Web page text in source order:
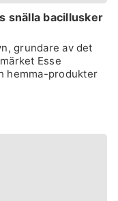
snälla bacillusker
grundare av det
Esse
hemma-produkter